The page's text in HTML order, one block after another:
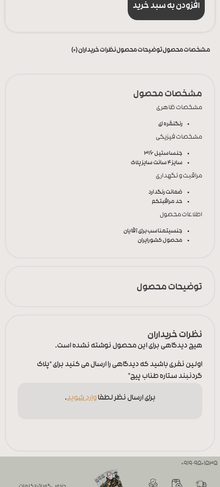
افزودن به سبد خرید
مشخصات محصولتوضیحات محصولنظرات خریداران (0)
مشخصات محصول
مشخصات ظاهری
رنگنقره ای
مشخصات فیزیکی
جنساستیل 316
سایز4 سانت سایز پلاک
مراقبت و نگهداری
ضمانت رنگدارد
حد مراقبتکم
اطلاعات محصول
جنسیتمناسب برای آقایان
محصول کشورایران
توضیحات محصول
نظرات خریداران
هیچ دیدگاهی برای این محصول نوشته نشده است.
اولین نفری باشید که دیدگاهی را ارسال می کنید برای “پلاک
گردنبند ستاره طناب پیچ”
برای ارسال نظر لطفاوارد شوید.
0919-9501535